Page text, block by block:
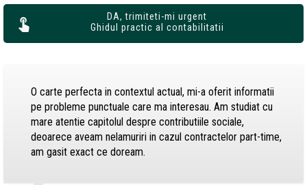
DA, trimiteti-mi urgent
Ghidul practic al contabilitatii
O carte perfecta in contextul actual, mi-a oferit informatii
pe probleme punctuale care ma interesau. Am studiat cu
mare atentie capitolul despre contributiile sociale,
deoarece aveam nelamuriri in cazul contractelor part-time,
am gasit exact ce doream.